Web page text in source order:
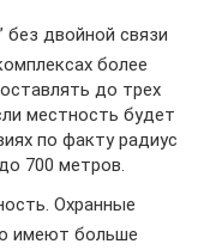
без двойной связи
более
до трех
местность будет
по факту радиус
700 метров.
Охранные
имеют больше